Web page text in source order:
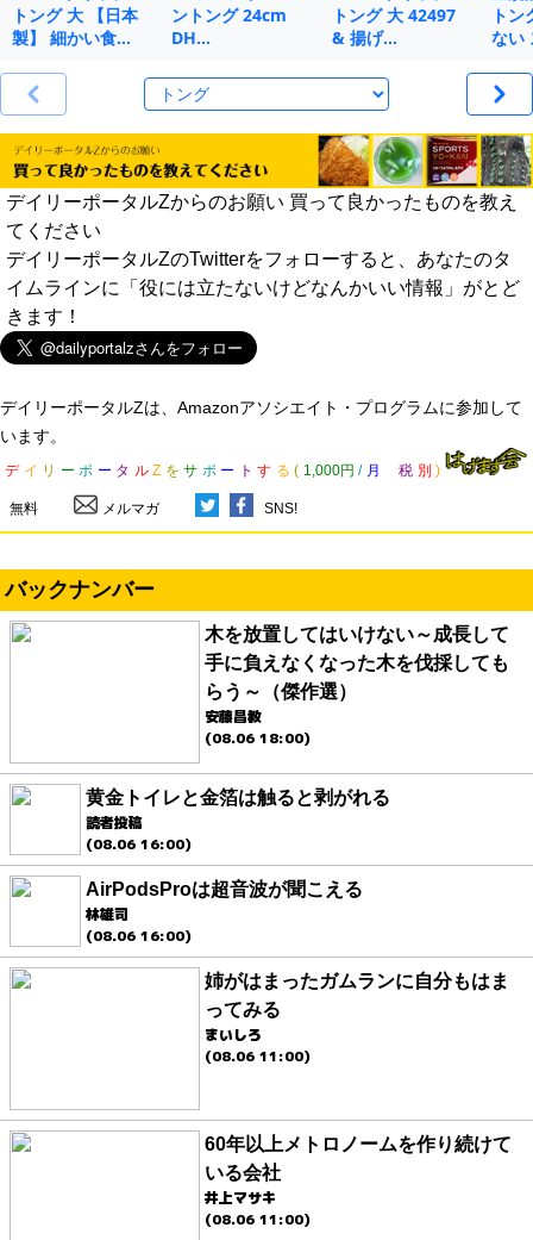
トング 大 【日本
製】 細かい食…
ントング 24cm
DH…
トング 大 42497
& 揚げ…
ト
ない
デイリーポータルZからのお願い 買って良かったものを教え
てください
デイリーポータルZのTwitterをフォローすると、あなたのタ
イムラインに「役には立たないけどなんかいい情報」がとど
きます！
デイリーポータルZは、Amazonアソシエイト・プログラムに参加して
います。
デ イ リ ー ポ ー タ ル Z を サ ポ ー ト す る ( 1,000円 / 月 税 別 )
無料 メルマガ SNS!
バックナンバー
木を放置してはいけない～成長して
手に負えなくなった木を伐採しても
らう～（傑作選）
安藤昌教
(08.06 18:00)
黄金トイレと金箔は触ると剥がれる
読者投稿
(08.06 16:00)
AirPodsProは超音波が聞こえる
林雄司
(08.06 16:00)
姉がはまったガムランに自分もはま
ってみる
まいしろ
(08.06 11:00)
60年以上メトロノームを作り続けて
いる会社
井上マサキ
(08.06 11:00)